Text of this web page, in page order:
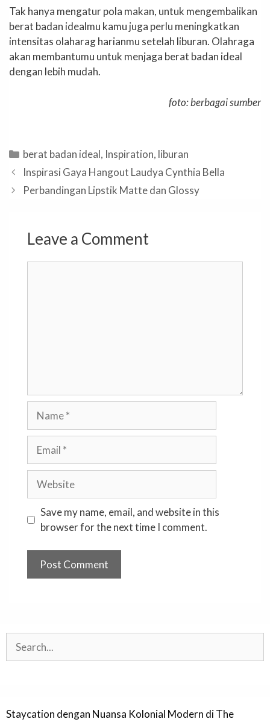
Tak hanya mengatur pola makan, untuk mengembalikan
berat badan idealmu kamu juga perlu meningkatkan
intensitas olaharag harianmu setelah liburan. Olahraga
akan membantumu untuk menjaga berat badan ideal
dengan lebih mudah.
foto: berbagai sumber
Categories
berat badan ideal, Inspiration, liburan
Inspirasi Gaya Hangout Laudya Cynthia Bella
Perbandingan Lipstik Matte dan Glossy
Leave a Comment
Save my name, email, and website in this
browser for the next time I comment.
Staycation dengan Nuansa Kolonial Modern di The